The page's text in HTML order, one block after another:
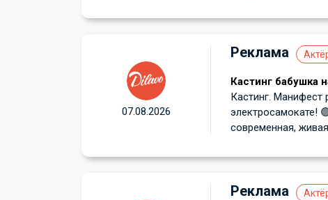
Реклама
Кастинг бабушка
Кастинг.
электросамокате!
современная,
07.08.2026
Реклама